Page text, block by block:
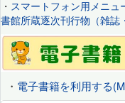
・ スマートフォン用メニュ
書館所蔵逐次刊行物（雑誌
・ 電子書籍を利用する